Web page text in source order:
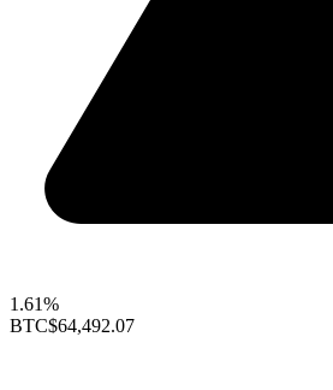
1.61%
BTC$64,492.07